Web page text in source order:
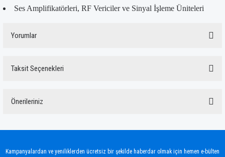
Ses Amplifikatörleri, RF Vericiler ve Sinyal İşleme Üniteleri
Yorumlar
Taksit Seçenekleri
Önerileriniz
Kampanyalardan ve yeniliklerden ücretsiz bir şekilde haberdar olmak için hemen e-bülten